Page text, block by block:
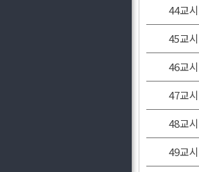
44교시
45교시
46교시
47교시
48교시
49교시